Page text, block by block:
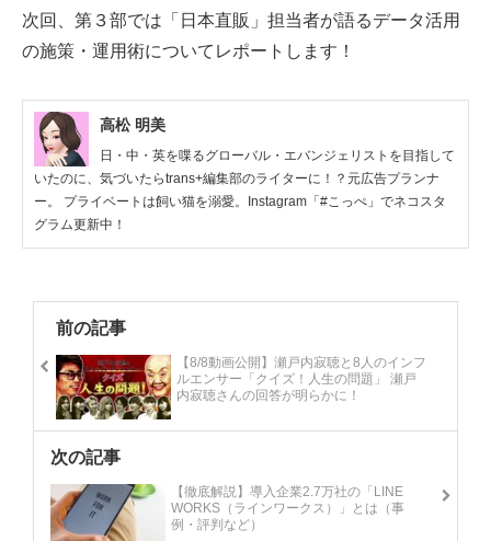
次回、第３部では「日本直販」担当者が語るデータ活用
の施策・運用術についてレポートします！
高松 明美
日・中・英を喋るグローバル・エバンジェリストを目指して
いたのに、気づいたらtrans+編集部のライターに！？元広告プランナ
ー。 プライベートは飼い猫を溺愛。Instagram「#こっぺ」でネコスタ
グラム更新中！
前の記事
【8/8動画公開】瀬戸内寂聴と8人のインフ
ルエンサー「クイズ！人生の問題」 瀬戸
内寂聴さんの回答が明らかに！
次の記事
【徹底解説】導入企業2.7万社の「LINE
WORKS（ラインワークス）」とは（事
例・評判など）